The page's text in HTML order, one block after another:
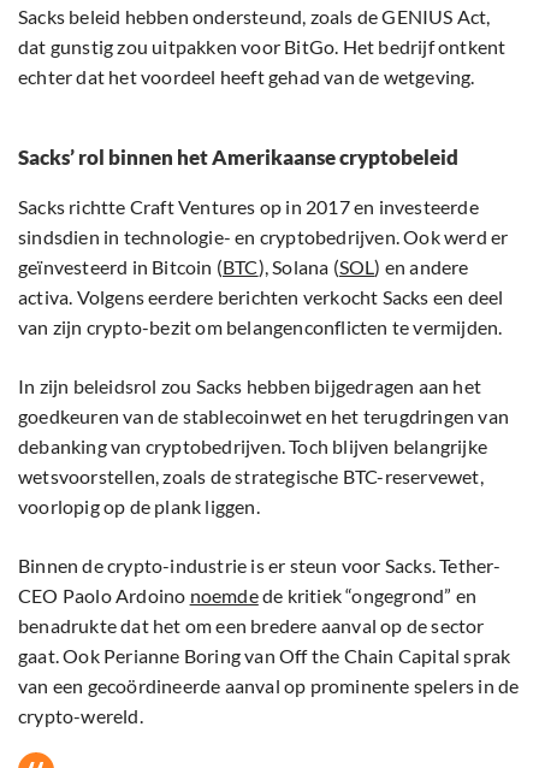
Sacks beleid hebben ondersteund, zoals de GENIUS Act,
dat gunstig zou uitpakken voor BitGo. Het bedrijf ontkent
echter dat het voordeel heeft gehad van de wetgeving.
Sacks’ rol binnen het Amerikaanse cryptobeleid
Sacks richtte Craft Ventures op in 2017 en investeerde
sindsdien in technologie- en cryptobedrijven. Ook werd er
geïnvesteerd in Bitcoin (BTC), Solana (SOL) en andere
activa. Volgens eerdere berichten verkocht Sacks een deel
van zijn crypto-bezit om belangenconflicten te vermijden.
In zijn beleidsrol zou Sacks hebben bijgedragen aan het
goedkeuren van de stablecoinwet en het terugdringen van
debanking van cryptobedrijven. Toch blijven belangrijke
wetsvoorstellen, zoals de strategische BTC-reservewet,
voorlopig op de plank liggen.
Binnen de crypto-industrie is er steun voor Sacks. Tether-
CEO Paolo Ardoino noemdede kritiek “ongegrond” en
benadrukte dat het om een bredere aanval op de sector
gaat. Ook Perianne Boring van Off the Chain Capital sprak
van een gecoördineerde aanval op prominente spelers in de
crypto-wereld.